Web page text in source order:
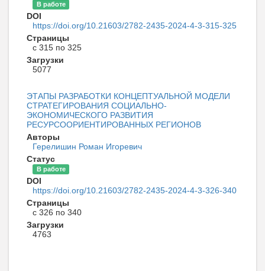
В работе
DOI
https://doi.org/10.21603/2782-2435-2024-4-3-315-325
Страницы
с 315 по 325
Загрузки
5077
ЭТАПЫ РАЗРАБОТКИ КОНЦЕПТУАЛЬНОЙ МОДЕЛИ
СТРАТЕГИРОВАНИЯ СОЦИАЛЬНО-
ЭКОНОМИЧЕСКОГО РАЗВИТИЯ
РЕСУРСООРИЕНТИРОВАННЫХ РЕГИОНОВ
Авторы
Герелишин Роман Игоревич
Статус
В работе
DOI
https://doi.org/10.21603/2782-2435-2024-4-3-326-340
Страницы
с 326 по 340
Загрузки
4763